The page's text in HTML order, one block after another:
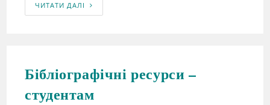
ЧИТАТИ ДАЛІ
Бібліографічні ресурси –
студентам